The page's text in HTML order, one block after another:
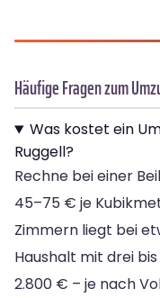
Häufige Fragen zum
Was kostet ein
Ruggell?
Rechne bei einer
45–75 € je
Zimmern liegt bei
Haushalt mit drei
2.800 € – je nach